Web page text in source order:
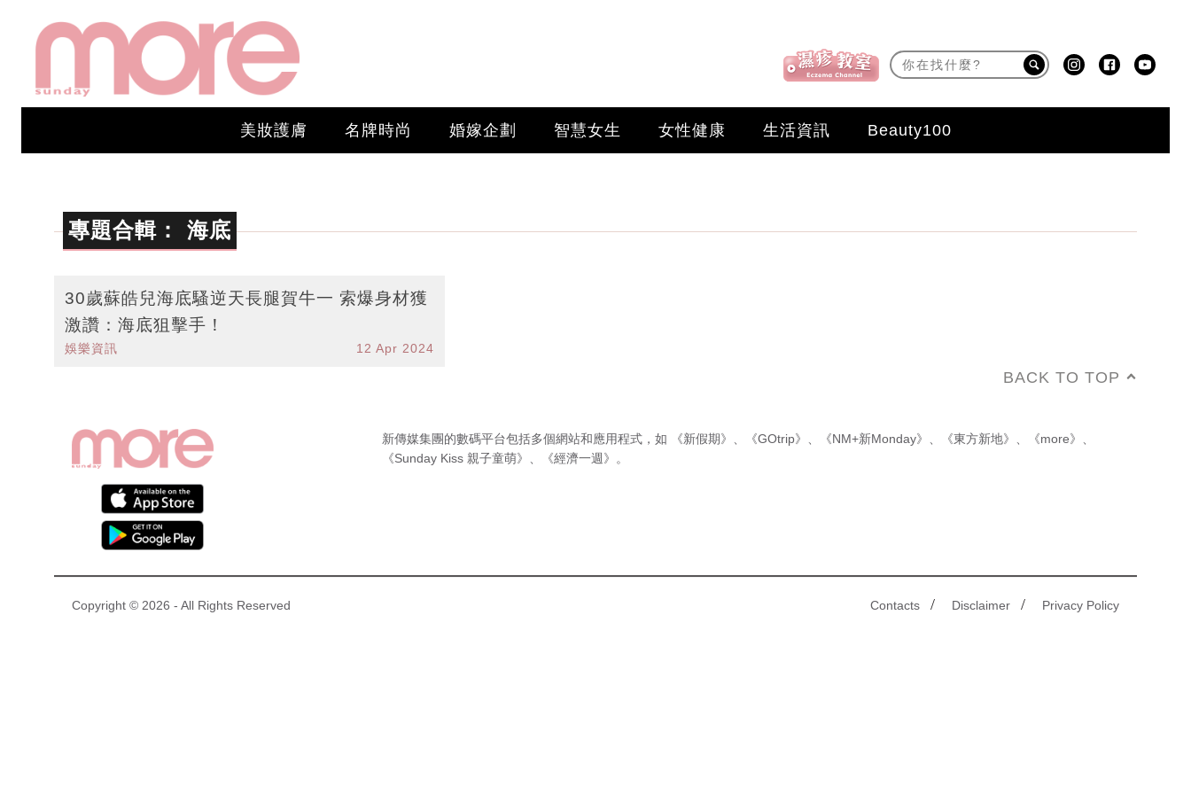
美妝護膚 名牌時尚 婚嫁企劃 智慧女生 女性健康 生活資訊 Beauty100
專題合輯： 海底
30歲蘇皓兒海底騷逆天長腿賀牛一 索爆身材獲
激讚：海底狙擊手！
娛樂資訊 12 Apr 2024
BACK TO TOP
新傳媒集團的數碼平台包括多個網站和應用程式，如 《新假期》 《GOtrip》 《NM+新Monday》 《東方新地》 《more》
《Sunday Kiss 親子童萌》
《經濟一週》 。
Contacts / Disclaimer / Privacy Policy
Copyright © 2026 - All Rights Reserved